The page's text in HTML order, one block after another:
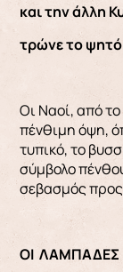
και την άλλη
τρώνε το ψητό
Οι Ναοί, από
πένθιμη όψη,
τυπικό, το
σύμβολο
σεβασμός
ΟΙ ΛΑΜΠΑΔΕΣ